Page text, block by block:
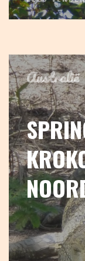
Australië